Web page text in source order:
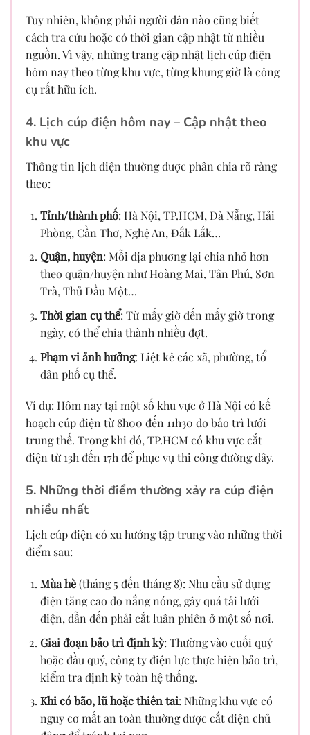
Tuy nhiên, không phải người dân nào cũng biết
cách tra cứu hoặc có thời gian cập nhật từ nhiều
nguồn. Vì vậy, những trang cập nhật lịch cúp điện
hôm nay theo từng khu vực, từng khung giờ là công
cụ rất hữu ích.
4. Lịch cúp điện hôm nay – Cập nhật theo
khu vực
Thông tin lịch điện thường được phân chia rõ ràng
theo:
Tỉnh/thành phố: Hà Nội, TP.HCM, Đà Nẵng, Hải
Phòng, Cần Thơ, Nghệ An, Đắk Lắk…
Quận, huyện: Mỗi địa phương lại chia nhỏ hơn
theo quận/huyện như Hoàng Mai, Tân Phú, Sơn
Trà, Thủ Dầu Một…
Thời gian cụ thể: Từ mấy giờ đến mấy giờ trong
ngày, có thể chia thành nhiều đợt.
Phạm vi ảnh hưởng: Liệt kê các xã, phường, tổ
dân phố cụ thể.
Ví dụ: Hôm nay tại một số khu vực ở Hà Nội có kế
hoạch cúp điện từ 8h00 đến 11h30 do bảo trì lưới
trung thế. Trong khi đó, TP.HCM có khu vực cắt
điện từ 13h đến 17h để phục vụ thi công đường dây.
5. Những thời điểm thường xảy ra cúp điện
nhiều nhất
Lịch cúp điện có xu hướng tập trung vào những thời
điểm sau:
Mùa hè(tháng 5 đến tháng 8): Nhu cầu sử dụng
điện tăng cao do nắng nóng, gây quá tải lưới
điện, dẫn đến phải cắt luân phiên ở một số nơi.
Giai đoạn bảo trì định kỳ: Thường vào cuối quý
hoặc đầu quý, công ty điện lực thực hiện bảo trì,
kiểm tra định kỳ toàn hệ thống.
Khi có bão, lũ hoặc thiên tai: Những khu vực có
nguy cơ mất an toàn thường được cắt điện chủ